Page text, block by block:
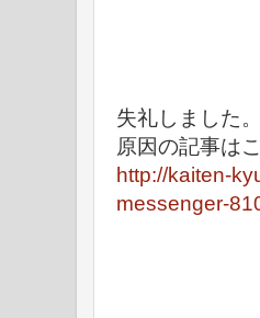
失礼しました
原因の記事は
http://kaiten-
messenger-